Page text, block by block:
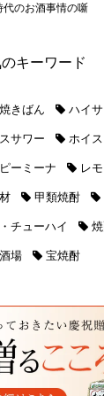
代のお酒事情の噺
キーワード
きばん ハイ
サワー ホイス
ーミーナ レ
甲類焼酎
チューハイ
場 宝焼酎